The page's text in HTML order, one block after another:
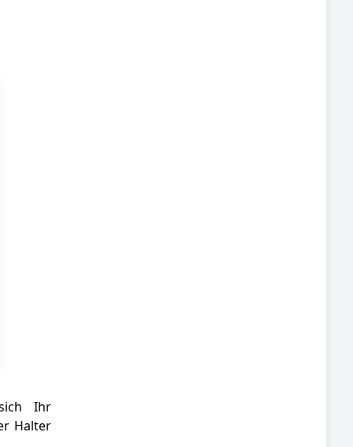
Ihr
Halter